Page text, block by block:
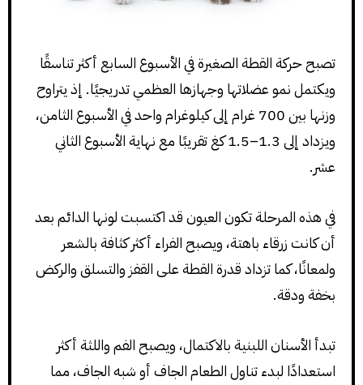
تصبح حركة القطة الصغيرة في الأسبوع السابع أكثر تناسقًا
ويكتمل نمو عضلاتها وجهازها العظمي تدريجيًا. إذ يتراوح
وزنها بين 700 غرام إلى كيلوغرام واحد في الأسبوع الثامن،
ويزداد إلى 1.3–1.5 كغ تقريبًا مع نهاية الأسبوع الثاني
عشر.
في هذه المرحلة تكون العيون قد اكتسبت لونها الدائم بعد
أن كانت زرقاء باهتة، ويصبح الفراء أكثر كثافة بالشعر
ولمعانًا، كما تزداد قدرة القطة على القفز والتسلق والركض
بخفة ودقة.
تبدأ الأسنان اللبنية بالاكتمال، ويصبح الفم واللثة أكثر
استعدادًا لبدء تناول الطعام الجاف أو شبه الجاف، مما